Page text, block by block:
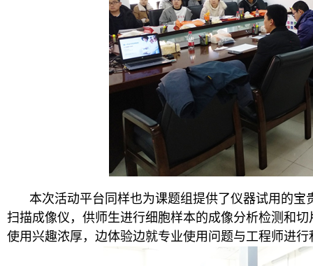
本次活动平台同样也为课题组提供了仪器试用的
扫描成像仪，供师生进行细胞样本的成像分析检测和
使用兴趣浓厚，边体验边就专业使用问题与工程师进